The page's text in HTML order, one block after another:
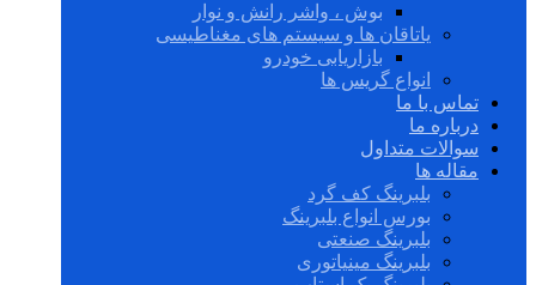
بوش ، واشر رانش و نوار
یاتاقان ها و سیستم های مغناطیسی
بازاریابی خودرو
انواع گریس ها
تماس با ما
درباره ما
سوالات متداول
مقاله ها
بلبرینگ کف گرد
بورس انواع بلبرینگ
بلبرینگ صنعتی
بلبرینگ مینیاتوری